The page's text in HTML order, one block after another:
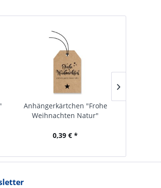
Anhängerkärtchen "Frohe
Weihnachten Natur"
0,39 € *